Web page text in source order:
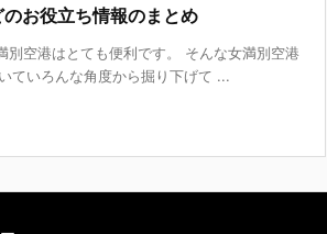
のお役立ち情報のまとめ
別空港はとても便利です。 そんな女満別空港
ていろんな角度から掘り下げて ...